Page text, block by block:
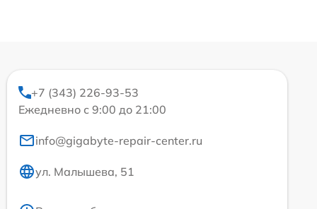
+7 (343) 226-93-53
Ежедневно с 9:00 до 21:00
info@gigabyte-repair-center.ru
ул. Малышева, 51